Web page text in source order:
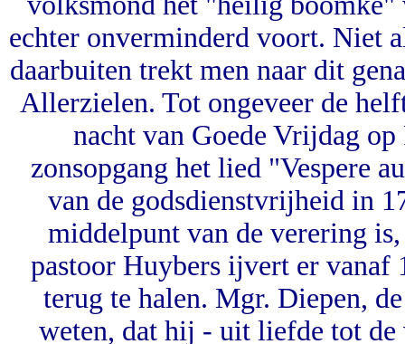
echter onverminderd voort. Niet
daarbuiten trekt men naar dit
Allerzielen. Tot ongeveer de
nacht van Goede Vrijdag op
zonsopgang het lied "Vespere
van de godsdienstvrijheid in
middelpunt van de verering
pastoor Huybers ijvert er vanaf
terug te halen. Mgr. Diepen,
weten, dat hij - uit liefde tot